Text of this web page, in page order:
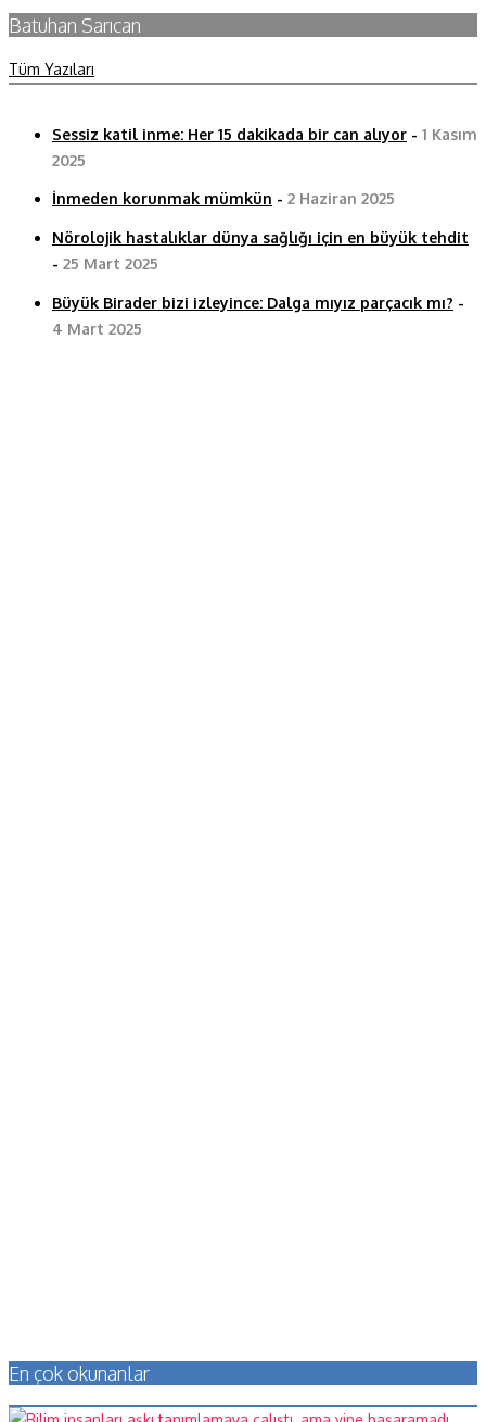
Batuhan Sarıcan
Tüm Yazıları
Sessiz katil inme: Her 15 dakikada bir can alıyor - 1 Kasım
2025
İnmeden korunmak mümkün - 2 Haziran 2025
Nörolojik hastalıklar dünya sağlığı için en büyük tehdit
- 25 Mart 2025
Büyük Birader bizi izleyince: Dalga mıyız parçacık mı? -
4 Mart 2025
En çok okunanlar